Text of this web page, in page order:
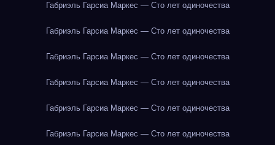
Габриэль Гарсиа Маркес — Сто лет одиночества
Габриэль Гарсиа Маркес — Сто лет одиночества
Габриэль Гарсиа Маркес — Сто лет одиночества
Габриэль Гарсиа Маркес — Сто лет одиночества
Габриэль Гарсиа Маркес — Сто лет одиночества
Габриэль Гарсиа Маркес — Сто лет одиночества